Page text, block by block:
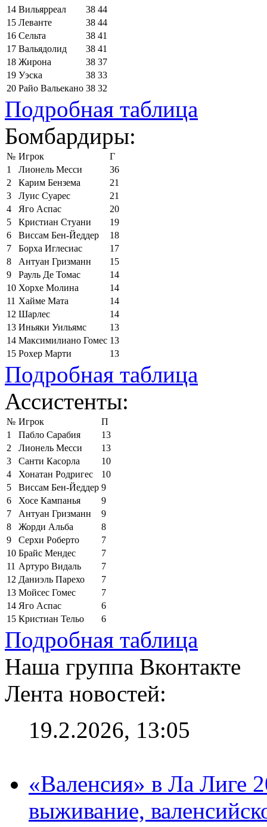
14 Вильярреал 38 44
15 Леванте 38 44
16 Сельта 38 41
17 Вальядолид 38 41
18 Жирона 38 37
19 Уэска 38 33
20 Райо Вальекано 38 32
Подробная таблица
Бомбардиры:
№ Игрок
Г
1
Лионель Месси
36
2
Карим Бензема
21
3
Луис Суарес
21
4
Яго Аспас
20
5
Кристиан Стуани
19
6
Виссам Бен-Йеддер
18
7
Борха Иглесиас
17
8
Антуан Гризманн
15
9
Рауль Де Томас
14
10 Хорхе Молина
14
11 Хайме Мата
14
12 Шарлес
14
13 Иньяки Уильямс
13
14 Максимилиано Гомес 13
15 Рохер Марти 13
Подробная таблица
Ассистенты:
№ Игрок
П
1
Пабло Сарабия
13
2
Лионель Месси
13
3
Санти Касорла
10
4
Хонатан Родригес
10
5
Виссам Бен-Йеддер 9
6
Хосе Кампанья
9
7
Антуан Гризманн
9
8
Жорди Альба
8
9
Серхи Роберто
7
10 Брайс Мендес
7
11 Артуро Видаль
7
12 Даниэль Парехо
7
13 Мойсес Гомес
7
14 Яго Аспас
6
15 Кристиан Тельо 6
Подробная таблица
Наша группа Вконтакте
Лента новостей:
19.2.2026, 13:05
«Валенсия» в Ла Лиге
выживание,